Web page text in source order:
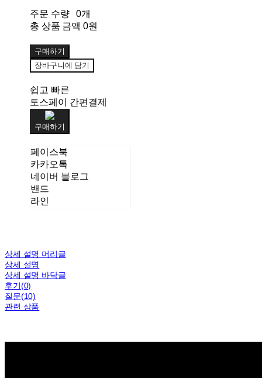
주문 수량
0개
총 상품 금액 0원
구매하기
장바구니에 담기
쉽고 빠른
토스페이 간편결제
구매하기
페이스북
카카오톡
네이버 블로그
밴드
라인
상세 설명 머리글
상세 설명
상세 설명 바닥글
후기(0)
질문(10)
관련 상품